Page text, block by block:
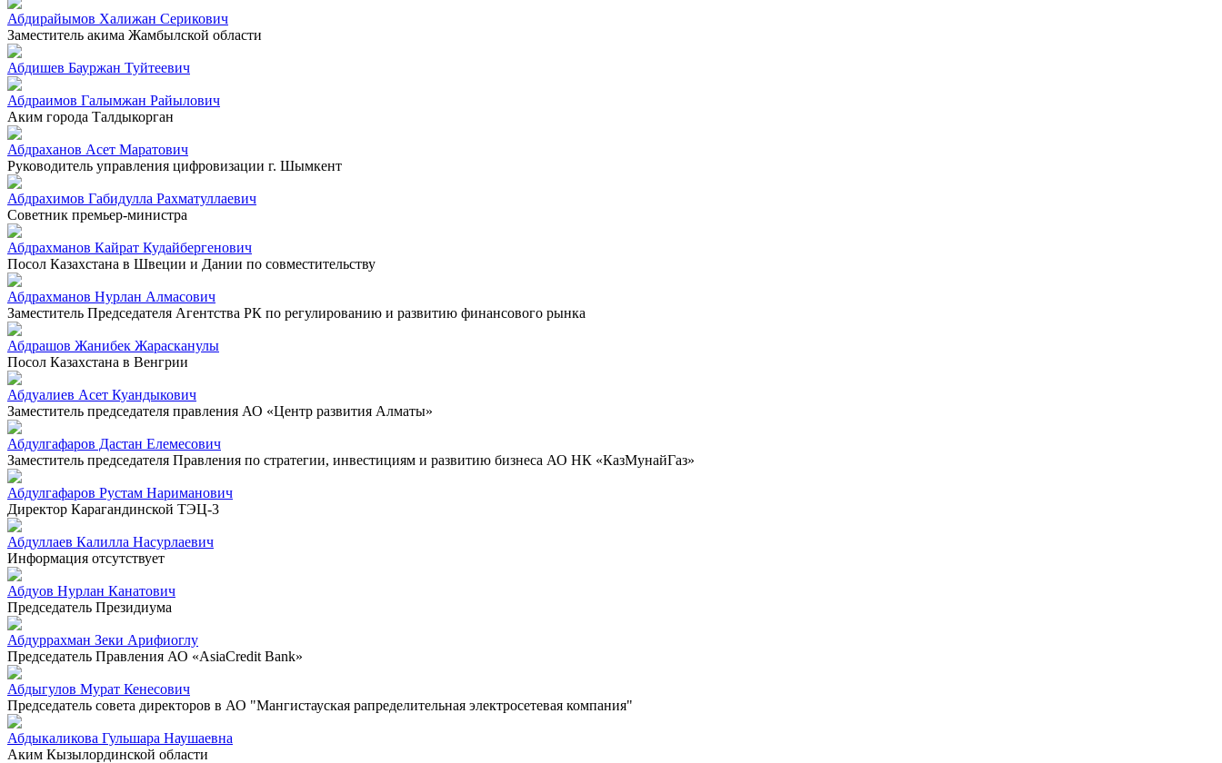
Абдирайымов Халижан Серикович
Заместитель акима Жамбылской области
Абдишев Бауржан Туйтеевич
Абдраимов Галымжан Райылович
Аким города Талдыкорган
Абдраханов Асет Маратович
Руководитель управления цифровизации г. Шымкент
Абдрахимов Габидулла Рахматуллаевич
Советник премьер-министра
Абдрахманов Кайрат Кудайбергенович
Посол Казахстана в Швеции и Дании по совместительству
Абдрахманов Нурлан Алмасович
Заместитель Председателя Агентства РК по регулированию и развитию финансового рынка
Абдрашов Жанибек Жарасканулы
Посол Казахстана в Венгрии
Абдуалиев Асет Куандыкович
Заместитель председателя правления АО «Центр развития Алматы»
Абдулгафаров Дастан Елемесович
Заместитель председателя Правления по стратегии, инвестициям и развитию бизнеса АО НК «КазМунайГаз»
Абдулгафаров Рустам Нариманович
Директор Карагандинской ТЭЦ-3
Абдуллаев Калилла Насурлаевич
Информация отсутствует
Абдуов Нурлан Канатович
Председатель Президиума
Абдуррахман Зеки Арифиоглу
Председатель Правления АО «AsiaCredit Bank»
Абдыгулов Мурат Кенесович
Председатель совета директоров в АО "Мангистауская рапределительная электросетевая компания"
Абдыкаликова Гульшара Наушаевна
Аким Кызылординской области